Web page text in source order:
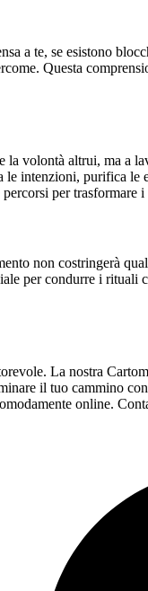
a te, se esistono
Questa
volontà altrui, ma a
intenzioni, purifica le
per trasformare i
non costringerà
per condurre i
La nostra
il tuo cammino
online.